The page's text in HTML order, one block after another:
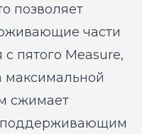
позволяет
части
пятого Measure,
максимальной
сжимает
поддерживающим